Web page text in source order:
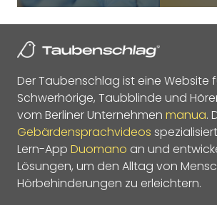
Der Taubenschlag ist eine Website
Schwerhörige, Taubblinde und
vom Berliner Unternehmen manua.
Gebärdensprachvideos
Lern-App Duomano an und
Lösungen, um den Alltag von
Hörbehinderungen zu erleichtern.